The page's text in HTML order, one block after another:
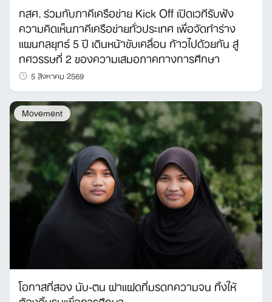
กสศ. ร่วมกับภาคีเครือข่าย Kick Off เปิดเวทีรับฟัง
ความคิดเห็นภาคีเครือข่ายทั่วประเทศ เพื่อจัดทำร่าง
แผนกลยุทธ์ 5 ปี เดินหน้าขับเคลื่อน ก้าวไปด้วยกัน สู่
ทศวรรษที่ 2 ของความเสมอภาคทางการศึกษา
5 สิงหาคม 2569
Movement
โอกาสที่สอง นับ-ตน ฝาแฝดที่มรดกความจน ทิ้งให้